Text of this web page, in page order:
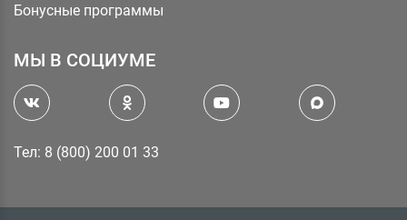
Бонусные программы
МЫ В СОЦИУМЕ
Тел: 8 (800) 200 01 33